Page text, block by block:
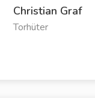
Christian Graf
Torhüter